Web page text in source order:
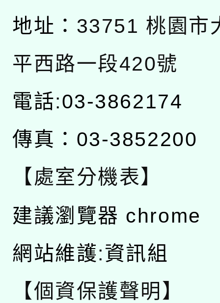
地址： 33751 桃園市
平西路一段420號
電話:03-3862174
傳真：03-3852200
【處室分機表】
建議瀏覽器 chrome
網站維護:資訊組
【個資保護聲明】